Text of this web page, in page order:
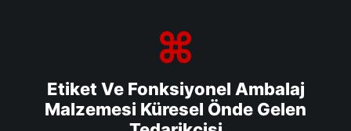
Etiket Ve Fonksiyonel Ambalaj
Malzemesi Küresel Önde Gelen